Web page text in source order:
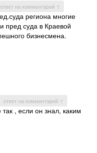
ответ на комментарий ↑
региона многие
пред суда в Краевой
бизнесмена.
ответ на комментарий ↑
, если он знал, каким